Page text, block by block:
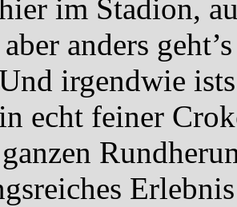
im Stadion,
anders
irgendwie
echt feiner